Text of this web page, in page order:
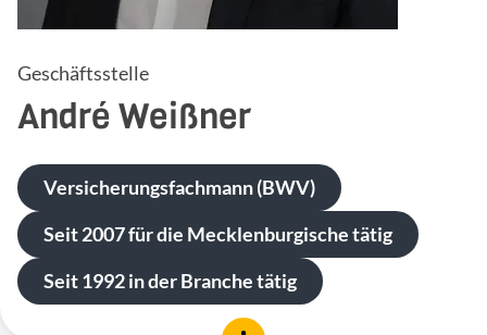
Geschäftsstelle
André Weißner
Versicherungsfachmann (BWV)
Seit 2007 für die Mecklenburgische tätig
Seit 1992 in der Branche tätig